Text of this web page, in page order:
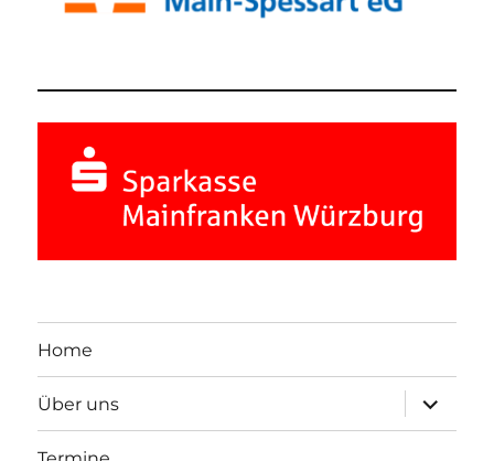
Home
Über uns
öffnen